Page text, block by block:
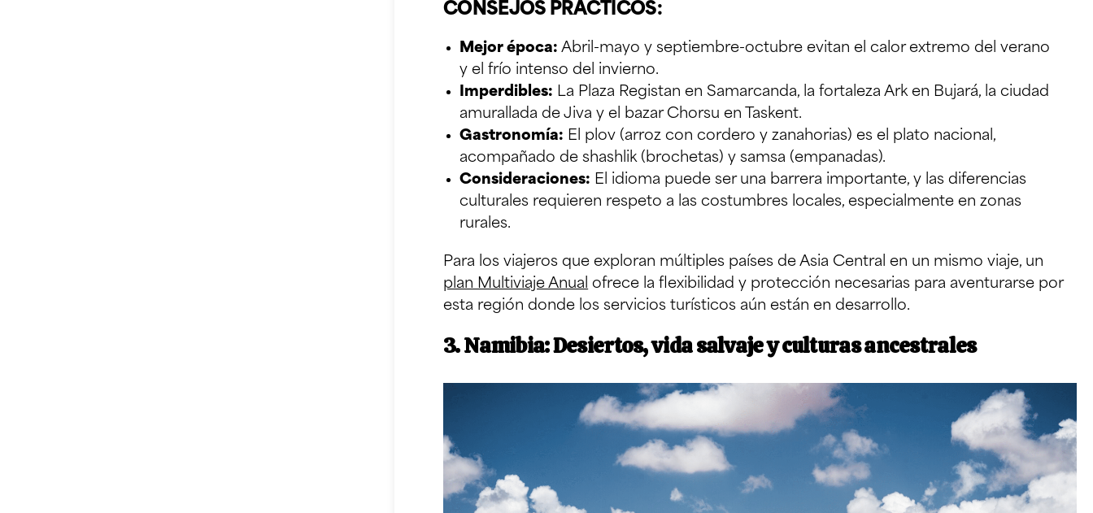
CONSEJOS PRÁCTICOS:
Mejor época: Abril-mayo y septiembre-octubre evitan el calor extremo del verano
y el frío intenso del invierno.
Imperdibles: La Plaza Registan en Samarcanda, la fortaleza Ark en Bujará, la ciudad
amurallada de Jiva y el bazar Chorsu en Taskent.
Gastronomía: El plov (arroz con cordero y zanahorias) es el plato nacional,
acompañado de shashlik (brochetas) y samsa (empanadas).
Consideraciones: El idioma puede ser una barrera importante, y las diferencias
culturales requieren respeto a las costumbres locales, especialmente en zonas
rurales.
Para los viajeros que exploran múltiples países de Asia Central en un mismo viaje, un
plan Multiviaje Anual ofrece la flexibilidad y protección necesarias para aventurarse por
esta región donde los servicios turísticos aún están en desarrollo.
3. Namibia: Desiertos, vida salvaje y culturas ancestrales